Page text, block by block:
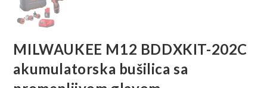
MILWAUKEE M12 BDDXKIT-202C
akumulatorska bušilica sa